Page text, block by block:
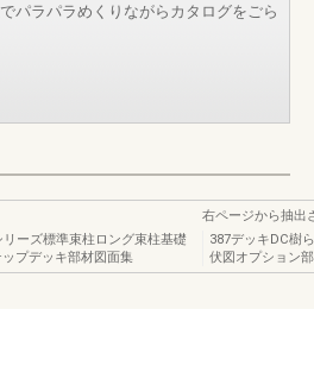
パラパラめくりながらカタログをごら
ーズ標準束柱ロング束柱基礎
プデッキ部材図面集
右ページから抽出
387デッキDC樹
伏図オプション